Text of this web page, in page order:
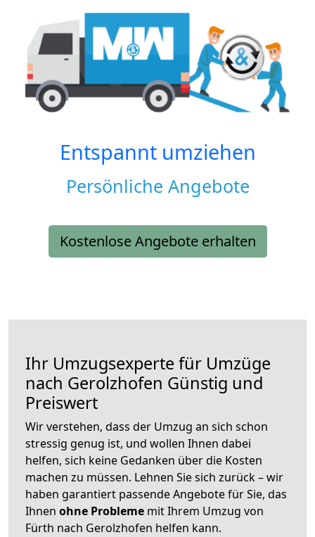
Entspannt umziehen
Persönliche Angebote
Kostenlose Angebote erhalten
Ihr Umzugsexperte für Umzüge
nach Gerolzhofen Günstig und
Preiswert
Wir verstehen, dass der Umzug an sich schon
stressig genug ist, und wollen Ihnen dabei
helfen, sich keine Gedanken über die Kosten
machen zu müssen. Lehnen Sie sich zurück – wir
haben garantiert passende Angebote für Sie, das
Ihnen ohne Probleme mit Ihrem Umzug von
Fürth nach Gerolzhofen helfen kann.